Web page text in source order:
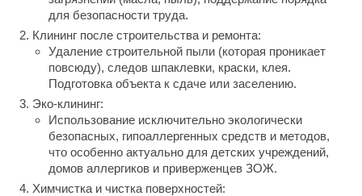
для безопасности труда.
Клининг после строительства и ремонта:
Удаление строительной пыли (которая проникает
повсюду), следов шпаклевки, краски, клея.
Подготовка объекта к сдаче или заселению.
Эко-клининг:
Использование исключительно экологически
безопасных, гипоаллергенных средств и методов,
что особенно актуально для детских учреждений,
домов аллергиков и приверженцев ЗОЖ.
Химчистка и чистка поверхностей: